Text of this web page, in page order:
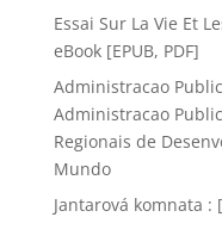
Essai Sur La Vie Et
eBook [EPUB, PDF]
Administracao
Administracao
Regionais de
Mundo
Jantarová komnata :